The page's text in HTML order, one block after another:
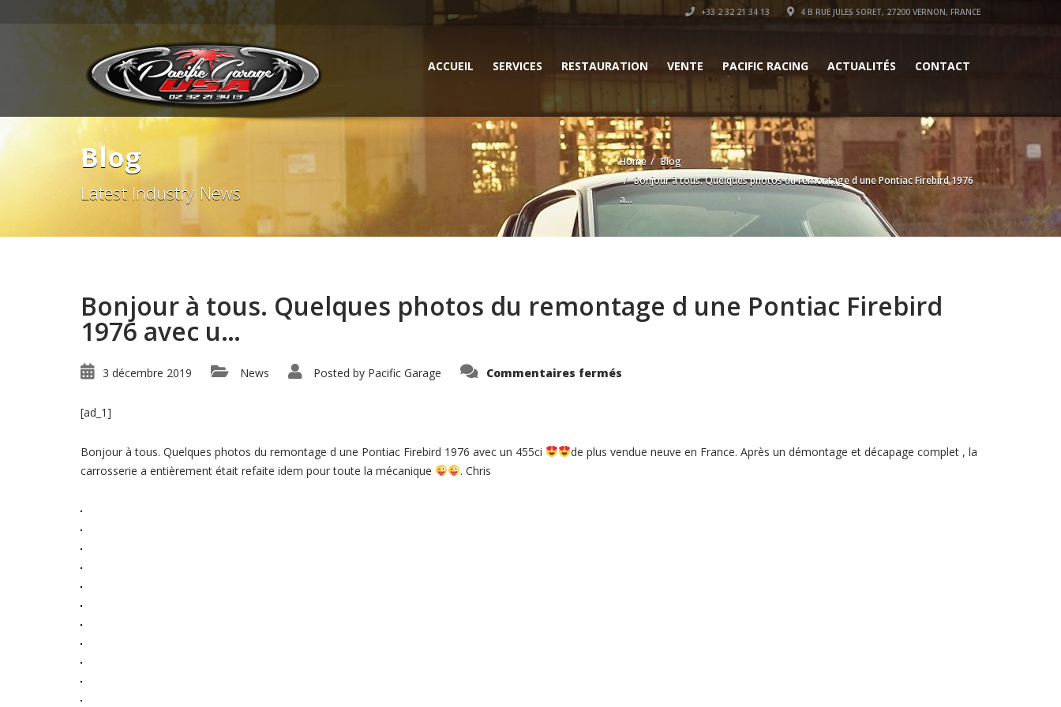
+33 2 32 21 34 13 4 B RUE JULES SORET, 27200 VERNON, FRANCE
ACCUEIL SERVICES RESTAURATION VENTE PACIFIC RACING ACTUALITÉS CONTACT
Blog
Latest Industry News
Home
Blog
Bonjour à tous. Quelques photos du remontage d une Pontiac Firebird 1976
a...
Bonjour à tous. Quelques photos du remontage d une Pontiac Firebird
1976 avec u…
3 décembre 2019 News Posted by Pacific Garage Commentaires fermés
remontage
d
[ad_1]
Bonjour à tous. Quelques photos du remontage d une Pontiac Firebird 1976 avec un 455ci
de plus vendue neuve en France. Après un démontage et décapage complet , la
carrosserie a entièrement était refaite idem pour toute la mécanique
. Chris